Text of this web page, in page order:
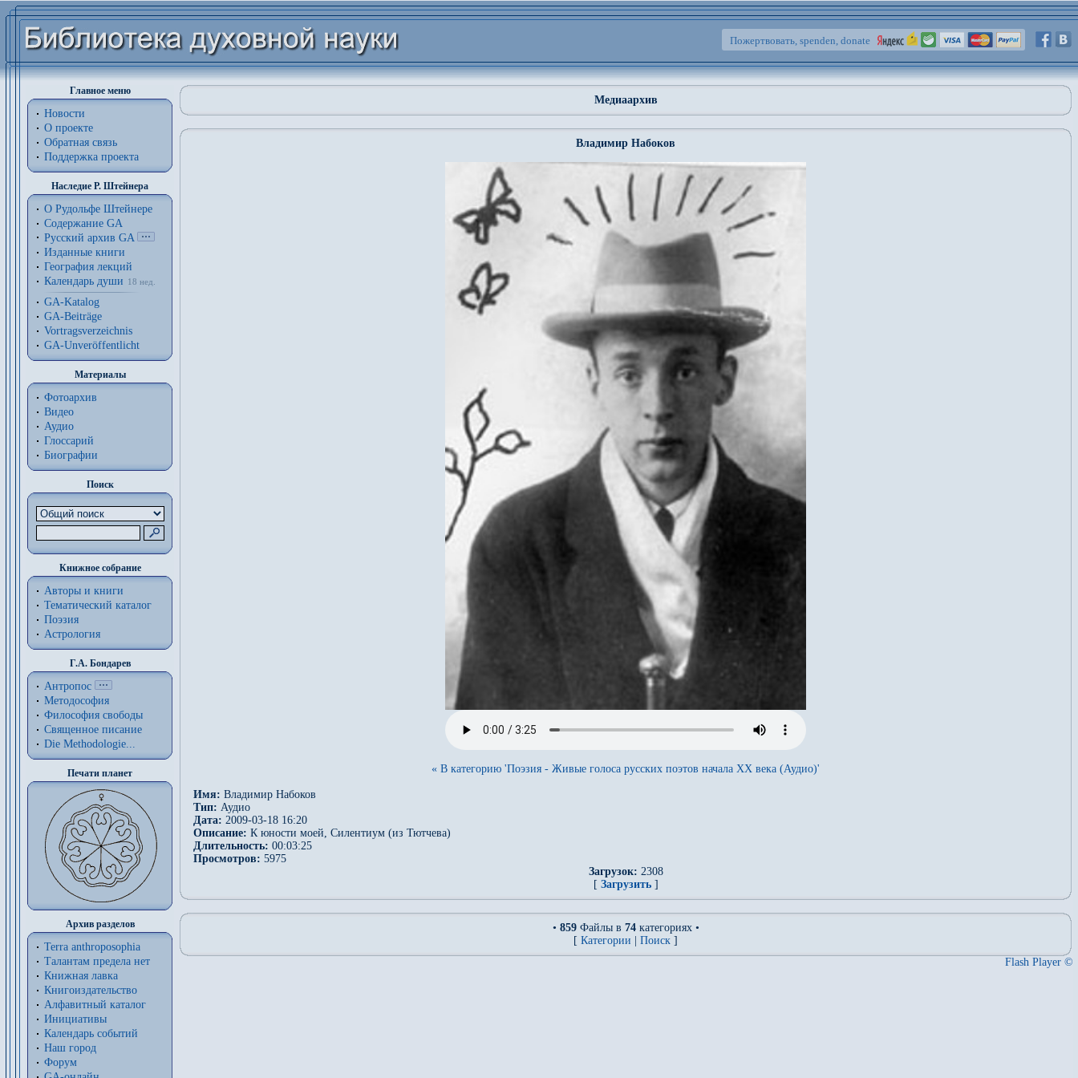
Пожертвовать, spenden, donate
Главное меню
Новости
О проекте
Обратная связь
Поддержка проекта
Наследие Р. Штейнера
О Рудольфе Штейнере
Содержание GA
Русский архив GA
Изданные книги
География лекций
Календарь души
18 нед.
GA-Katalog
GA-Beiträge
Vortragsverzeichnis
GA-Unveröffentlicht
Материалы
Фотоархив
Видео
Аудио
Глоссарий
Биографии
Поиск
Книжное собрание
Авторы и книги
Тематический каталог
Поэзия
Астрология
Г.А. Бондарев
Антропос
Методософия
Философия cвободы
Священное писание
Die Methodologie...
Печати планет
Архив разделов
Terra anthroposophia
Талантам предела нет
Книжная лавка
Книгоиздательство
Алфавитный каталог
Инициативы
Календарь событий
Наш город
Форум
Медиаархив
Владимир Набоков
« В категорию 'Поэзия - Живые голоса русских поэтов начала XX века (Аудио)'
Имя: Владимир Набоков
Тип: Аудио
Дата: 2009-03-18 16:20
Описание: К юности моей, Силентиум (из Тютчева)
Длительность: 00:03:25
Просмотров: 5975
Загрузок: 2308
[ Загрузить]
• 859Файлы в 74категориях •
[ Категории Поиск ]
Flash Player ©